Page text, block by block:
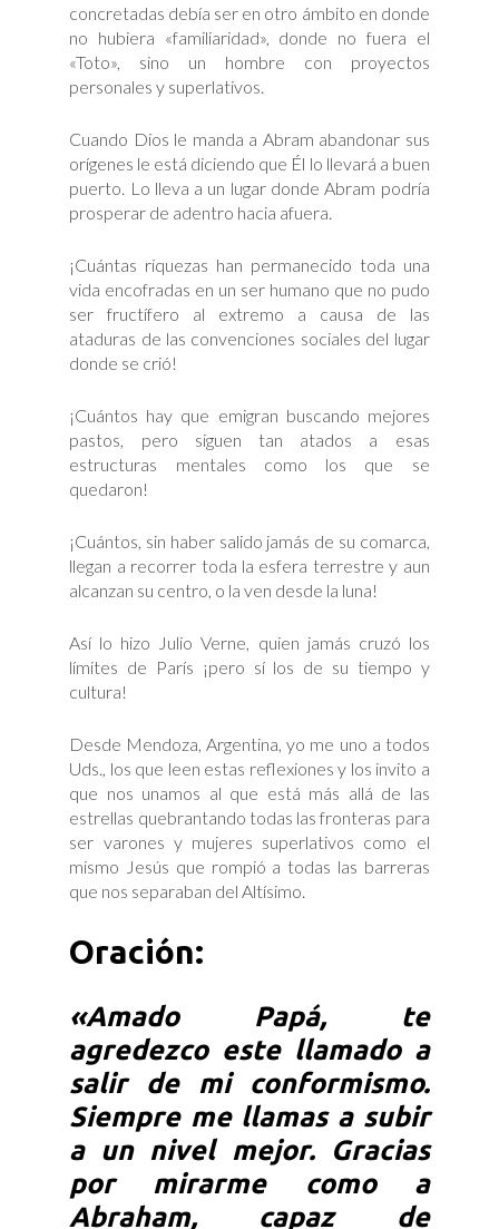
concretadas debía ser en otro ámbito en donde
no hubiera «familiaridad», donde no fuera el
«Toto», sino un hombre con proyectos
personales y superlativos.
Cuando Dios le manda a Abram abandonar sus
orígenes le está diciendo que Él lo llevará a buen
puerto. Lo lleva a un lugar donde Abram podría
prosperar de adentro hacia afuera.
¡Cuántas riquezas han permanecido toda una
vida encofradas en un ser humano que no pudo
ser fructífero al extremo a causa de las
ataduras de las convenciones sociales del lugar
donde se crió!
¡Cuántos hay que emigran buscando mejores
pastos, pero siguen tan atados a esas
estructuras mentales como los que se
quedaron!
¡Cuántos, sin haber salido jamás de su comarca,
llegan a recorrer toda la esfera terrestre y aun
alcanzan su centro, o la ven desde la luna!
Así lo hizo Julio Verne, quien jamás cruzó los
límites de París ¡pero sí los de su tiempo y
cultura!
Desde Mendoza, Argentina, yo me uno a todos
Uds., los que leen estas reflexiones y los invito a
que nos unamos al que está más allá de las
estrellas quebrantando todas las fronteras para
ser varones y mujeres superlativos como el
mismo Jesús que rompió a todas las barreras
que nos separaban del Altísimo.
Oración:
«Amado Papá, te
agredezco este llamado a
salir de mi conformismo.
Siempre me llamas a subir
a un nivel mejor. Gracias
por mirarme como a
Abraham, capaz de